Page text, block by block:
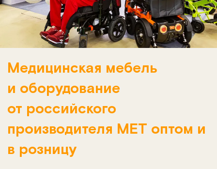
Медицинская мебель
и оборудование
от российского
производителя МЕТ оптом и
в розницу